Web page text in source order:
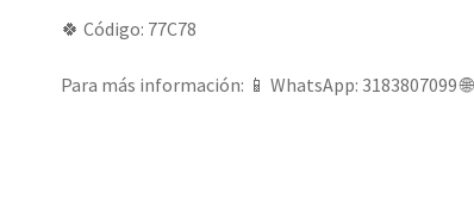
🍀 Código: 77C78
Para más información: 📱 WhatsApp: 3183807099 🌐